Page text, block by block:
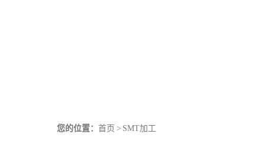
您的位置： 首页 > SMT加工